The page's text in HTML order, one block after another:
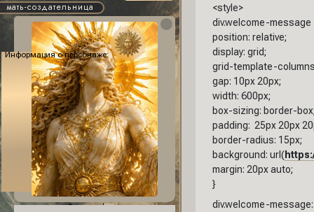
мать-создательница
Информация о персонаже:
Фон профиля:
<style>
div.welcome-message
position: relative;
display: grid;
grid-template-
gap: 10px 20px;
width: 600px;
box-sizing: border-
padding: 25px 20px
border-radius: 15px;
background: url(
margin: 20px auto;
}
div.welcome-